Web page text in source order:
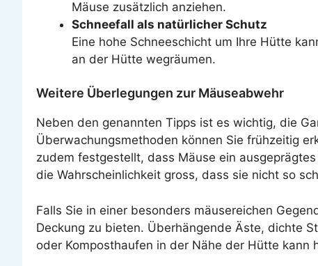
Mäuse zusätzlich anziehen.
Schneefall als natürlicher Schutz
Eine hohe Schneeschicht um Ihre Hütte
an der Hütte wegräumen.
Weitere Überlegungen zur Mäuseabwehr
Neben den genannten Tipps ist es wichtig, die
Überwachungsmethoden können Sie frühzeitig
zudem festgestellt, dass Mäuse ein
die Wahrscheinlichkeit gross, dass sie nicht so
Falls Sie in einer besonders mäusereichen
Deckung zu bieten. Überhängende Äste, dichte
oder Komposthaufen in der Nähe der Hütte kann